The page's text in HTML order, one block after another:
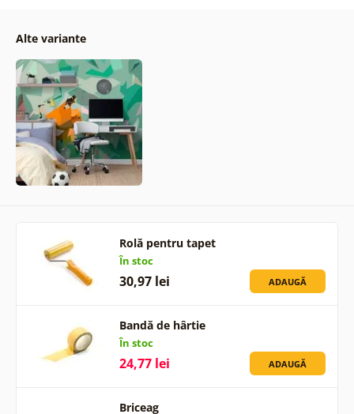
Alte variante
Rolă pentru tapet
În stoc
30,97 lei ADAUGĂ
Bandă de hârtie
În stoc
24,77 lei ADAUGĂ
Briceag